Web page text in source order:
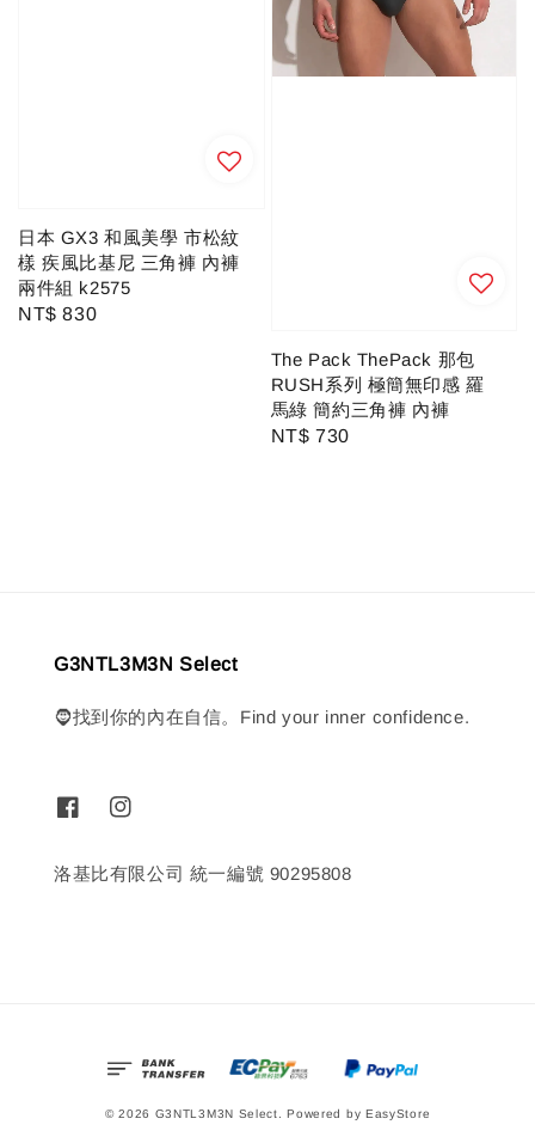
日本 GX3 和風美學 市松紋
樣 疾風比基尼 三角褲 內褲
兩件組 k2575
Regular
NT$ 830
The Pack ThePack 那包
RUSH系列 極簡無印感 羅
馬綠 簡約三角褲 內褲
Regular
NT$ 730
G3NTL3M3N Select
🧔找到你的內在自信。Find your inner confidence.
洛基比有限公司 統一編號 90295808
© 2026 G3NTL3M3N Select. Powered by EasyStore